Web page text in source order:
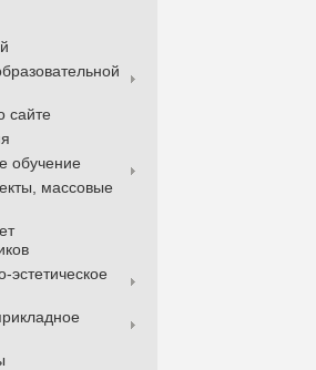
сайте
обучение
массовые
эстетическое